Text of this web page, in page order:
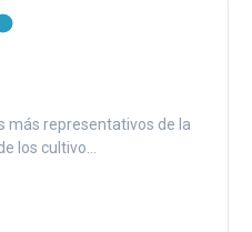
más representativos de la
los cultivo...